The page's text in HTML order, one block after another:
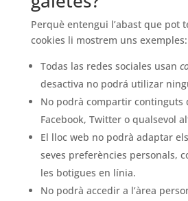
Perquè entengui l’abast que pot
cookies li mostrem uns exemples:
Todas las redes sociales usan
desactiva no podrá utilizar
No podrà compartir continguts
Facebook, Twitter o qualsevol
El lloc web no podrà adaptar
seves preferències personals,
les botigues en línia.
No podrà accedir a l’àrea